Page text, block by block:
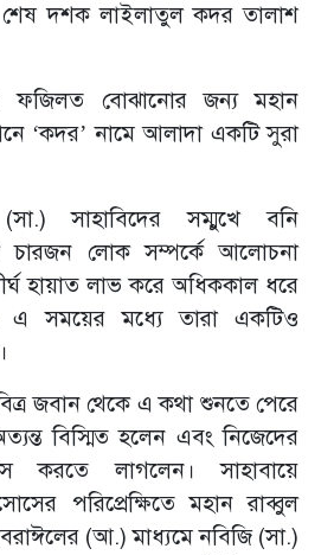
শেষ দশক লাইলাতুল কদর তালাশ
ফজিলত বোঝানোর জন্য মহান
‘কদর’ নামে আলাদা একটি সুরা
সাহাবিদের সম্মুখে বনি
চারজন লোক সম্পর্কে আলোচনা
হায়াত লাভ করে অধিককাল ধরে
এ সময়ের মধ্যে তারা একটিও
জবান থেকে এ কথা শুনতে পেরে
বিস্মিত হলেন এবং নিজেদের
করতে লাগলেন। সাহাবায়ে
পরিপ্রেক্ষিতে মহান রাব্বুল
(আ.) মাধ্যমে নবিজি (সা.)